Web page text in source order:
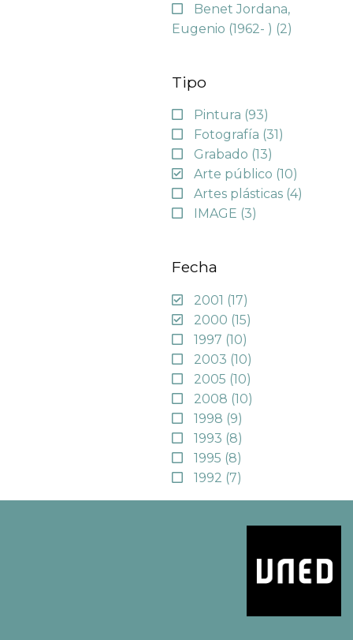
Benet Jordana,
Eugenio (1962- ) (2)
Tipo
Pintura (93)
Fotografía (31)
Grabado (13)
Arte público (10)
Artes plásticas (4)
IMAGE (3)
Fecha
2001 (17)
2000 (15)
1997 (10)
2003 (10)
2005 (10)
2008 (10)
1998 (9)
1993 (8)
1995 (8)
1992 (7)